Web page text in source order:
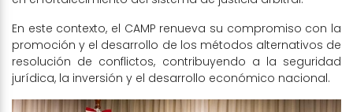
En este contexto, el CAMP renueva su compromiso con la
promoción y el desarrollo de los métodos alternativos de
resolución de conflictos, contribuyendo a la seguridad
jurídica, la inversión y el desarrollo económico nacional.